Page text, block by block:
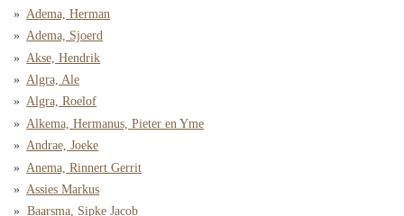
Adema, Herman
Adema, Sjoerd
Akse, Hendrik
Algra, Ale
Algra, Roelof
Alkema, Hermanus, Pieter en Yme
Andrae, Joeke
Anema, Rinnert Gerrit
Assies Markus
Baarsma, Sipke Jacob